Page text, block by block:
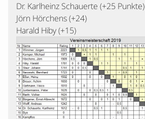
Verschiedenes
Kontakt
Dr. Karlheinz Schauerte (+25 Punkte)
Jörn Hörchens (+24)
Harald Hiby (+15)